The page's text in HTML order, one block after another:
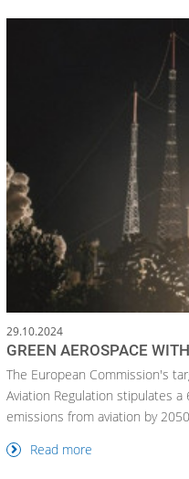
29.10.2024
GREEN AEROSPACE
The European Commission's
Aviation Regulation stipulates
emissions from aviation by
Read more